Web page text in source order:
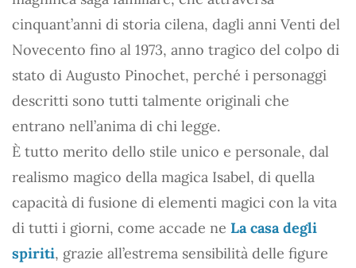
cinquant’anni di storia cilena, dagli anni Venti del
Novecento fino al 1973, anno tragico del colpo di
stato di Augusto Pinochet, perché i personaggi
descritti sono tutti talmente originali che
entrano nell’anima di chi legge.
È tutto merito dello stile unico e personale, dal
realismo magico della magica Isabel, di quella
capacità di fusione di elementi magici con la vita
di tutti i giorni, come accade ne La casa degli
spiriti, grazie all’estrema sensibilità delle figure